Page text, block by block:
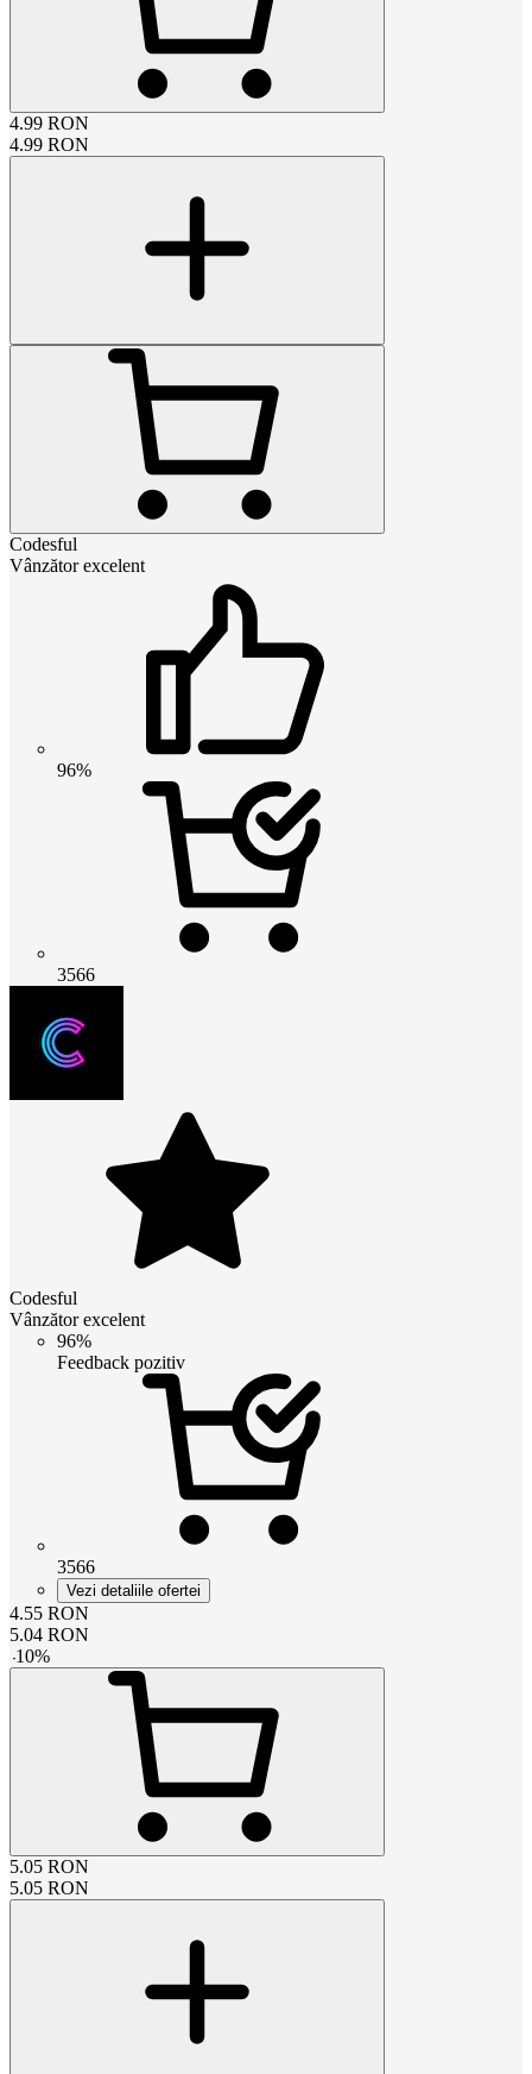
4.99 RON
4.99 RON
Codesful
Vânzător excelent
96%
3566
Codesful
Vânzător excelent
96%
Feedback pozitiv
3566
Vezi detaliile ofertei
4.55 RON
5.04 RON
-10%
5.05 RON
5.05 RON